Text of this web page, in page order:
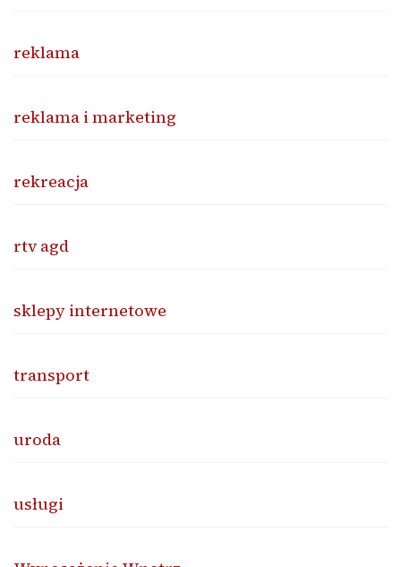
reklama
reklama i marketing
rekreacja
rtv agd
sklepy internetowe
transport
uroda
usługi